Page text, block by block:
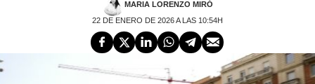
MARIA LORENZO MIRÓ
22 DE ENERO DE 2026 A LAS 10:54H